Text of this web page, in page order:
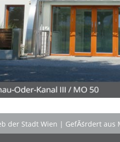
im kuscheligen
im Wald
bauen, im NaturgewĂ¤sser
mikroskopieren â€Ś dem
abends die Au
Abenteuer erleben!
begeistern. Sie sorgen rund
Kinder, fĂźr Bewegung
â€Ś ebenso fĂźr die
der Stadt Wien | GefĂśrdert aus